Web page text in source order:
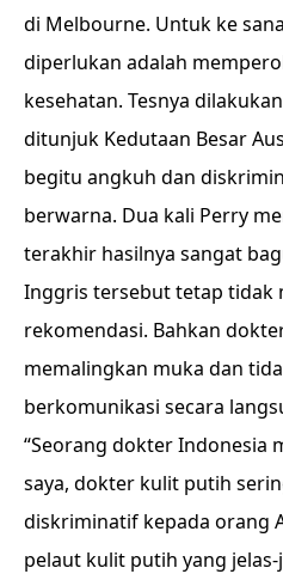
di Melbourne. Untuk ke
diperlukan adalah
kesehatan. Tesnya
ditunjuk Kedutaan Besar
begitu angkuh dan
berwarna. Dua kali Perry
terakhir hasilnya sangat
Inggris tersebut tetap tidak
rekomendasi. Bahkan
memalingkan muka dan
berkomunikasi secara
“Seorang dokter Indonesia
saya, dokter kulit putih
diskriminatif kepada orang
pelaut kulit putih yang jelas-